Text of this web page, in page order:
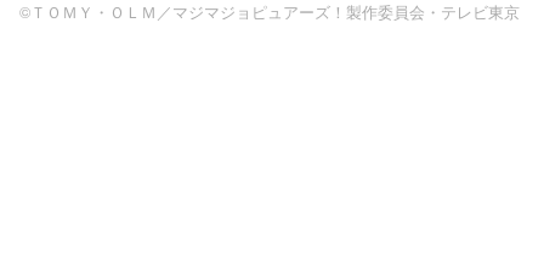
©ＴＯＭＹ・ＯＬＭ／マジマジョピュアーズ！製作委員会・テレビ東京